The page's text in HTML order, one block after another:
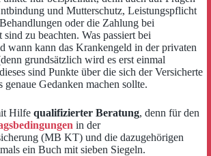
und Mutterschutz, Leistungspflicht
oder die Zahlung bei
zu beachten. Was passiert bei
wann kann das Krankengeld in der privaten
grundsätzlich wird es erst einmal
sind Punkte über die sich der Versicherte
genaue Gedanken machen sollte.
Hilfe qualifizierter Beratung, denn für den
in der
(MB KT) und die dazugehörigen
ein Buch mit sieben Siegeln.